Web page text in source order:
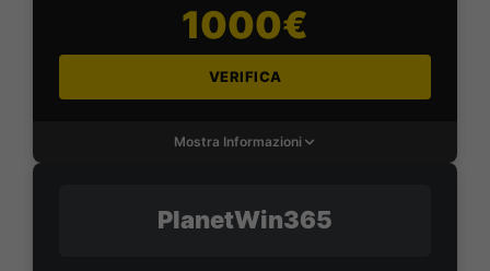
1000€
VERIFICA
Mostra Informazioni
PlanetWin365